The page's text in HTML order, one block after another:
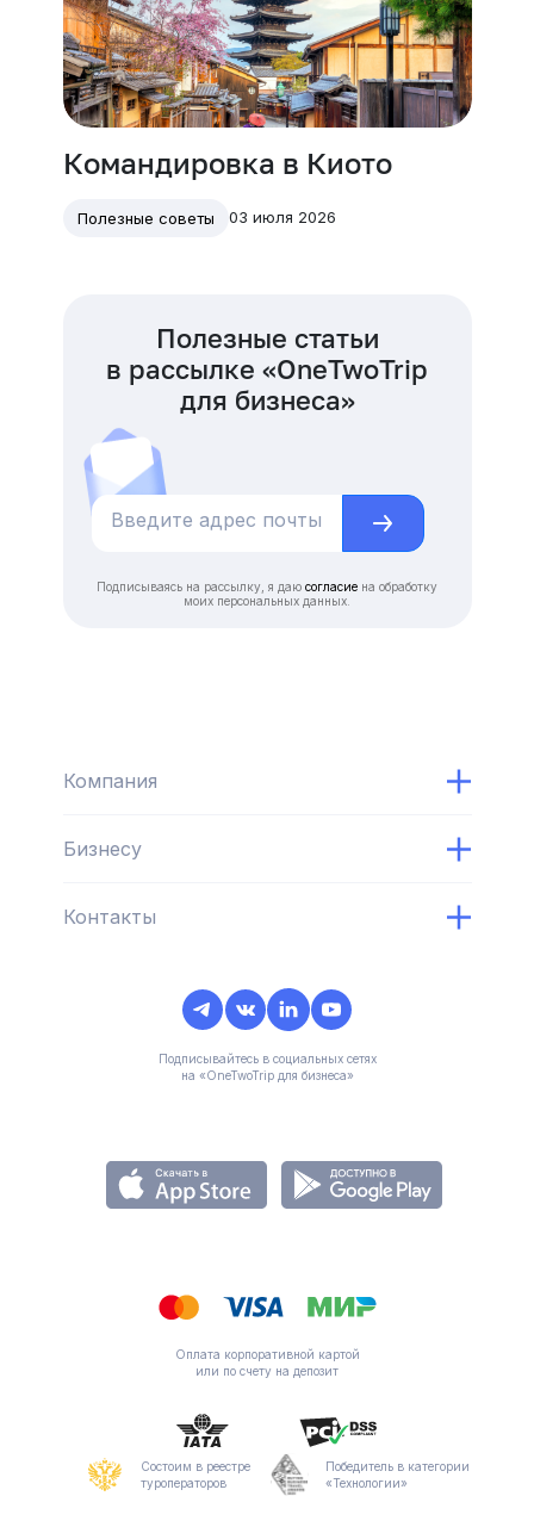
Командировка в Киото
Полезные советы 03 июля 2026
Полезные статьи
в рассылке «OneTwoTrip
для бизнеса»
Подписываясь на рассылку, я даю согласие на обработку
моих персональных данных.
Компания
Бизнесу
Контакты
Подписывайтесь в социальных сетях
на «OneTwoTrip для бизнеса»
Оплата корпоративной картой
или по счету на депозит
Состоим в реестре
туроператоров
Победитель в категории
«Технологии»